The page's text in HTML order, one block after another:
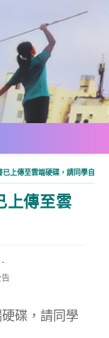
上傳至雲端硬碟，請同學自行
上傳至雲
碟，請同學